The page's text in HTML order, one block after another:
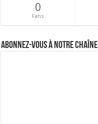
0
Fans
Abonnez-vous à notre chaîne